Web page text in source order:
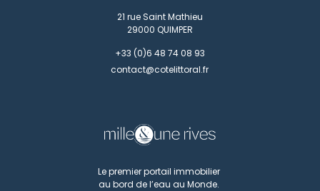
21 rue Saint Mathieu
29000 QUIMPER
+33 (0)6 48 74 08 93
contact@cotelittoral.fr
Le premier portail immobilier
au bord de l’eau au Monde.